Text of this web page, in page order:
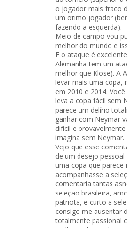
o jogador mais fraco
um otimo jogador
fazendo a esquerda).
Meio de campo vou
melhor do mundo e
E o ataque é
Alemanha tem um
melhor que Klose). A
levar mais uma copa,
em 2010 e 2014.
leva a copa fácil sem
parece um delírio
ganhar com Neymar
difícil e
imagina sem Neymar.
Vejo que esse
de um desejo
uma copa que parece
acompanhasse a
comentaria tantas
seleção brasileira,
patriota, e curto a
consigo me ausentar
totalmente passional